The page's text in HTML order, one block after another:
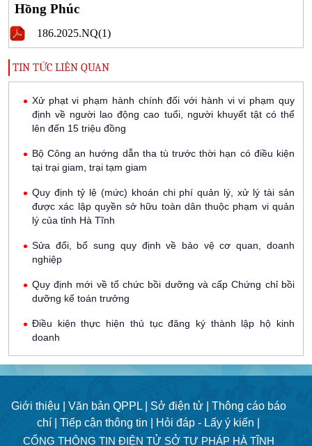
Hồng Phúc
186.2025.NQ(1)
TIN TỨC LIÊN QUAN
Xử phạt vi phạm hành chính đối với hành vi vi phạm quy
định về người lao động cao tuổi, người khuyết tật có thể
lên đến 15 triệu đồng
Bộ Công an hướng dẫn tha tù trước thời hạn có điều kiện
tại trại giam, trại tạm giam
Quy định tỷ lệ (mức) khoán chi phí quản lý, xử lý tài sản
được xác lập quyền sở hữu toàn dân thuộc phạm vi quản
lý của tỉnh Hà Tĩnh
Sửa đổi, bổ sung quy định về bảo vệ cơ quan, doanh
nghiệp
Quy định mới về tổ chức bồi dưỡng và cấp Chứng chỉ bồi
dưỡng kế toán trưởng
Điều kiện thực hiện thủ tục đăng ký thành lập hộ kinh
doanh
Giới thiệu | Văn bản QPPL | Sở điện tử |
Thông cáo báo
chí |
Tiếp cận thông tin |
Hỏi đáp - Lấy ý kiến |
CỔNG THÔNG TIN ĐIỆN TỬ SỞ TƯ PHÁP HÀ TĨNH